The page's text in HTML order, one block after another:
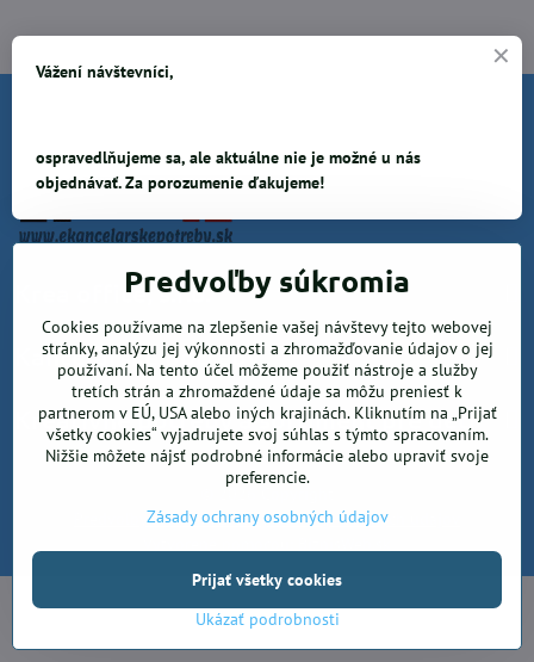
Krea office, s.r.o.
Kancelárske potreby
Kreatívne potreby a sortiment pre deti
2026
Predvoľby súkromiaZásady ochrany osobných údajov
Predvoľby súkromia
Cookies používame na zlepšenie vašej návštevy tejto webovej
stránky, analýzu jej výkonnosti a zhromažďovanie údajov o jej
používaní. Na tento účel môžeme použiť nástroje a služby
tretích strán a zhromaždené údaje sa môžu preniesť k
partnerom v EÚ, USA alebo iných krajinách. Kliknutím na „Prijať
všetky cookies“ vyjadrujete svoj súhlas s týmto spracovaním.
Nižšie môžete nájsť podrobné informácie alebo upraviť svoje
preferencie.
Zásady ochrany osobných údajov
Ukázať podrobnosti
Prijať všetky cookies
Vážení návštevníci,
ospravedlňujeme sa, ale aktuálne nie je možné u nás
objednávať. Za porozumenie ďakujeme!